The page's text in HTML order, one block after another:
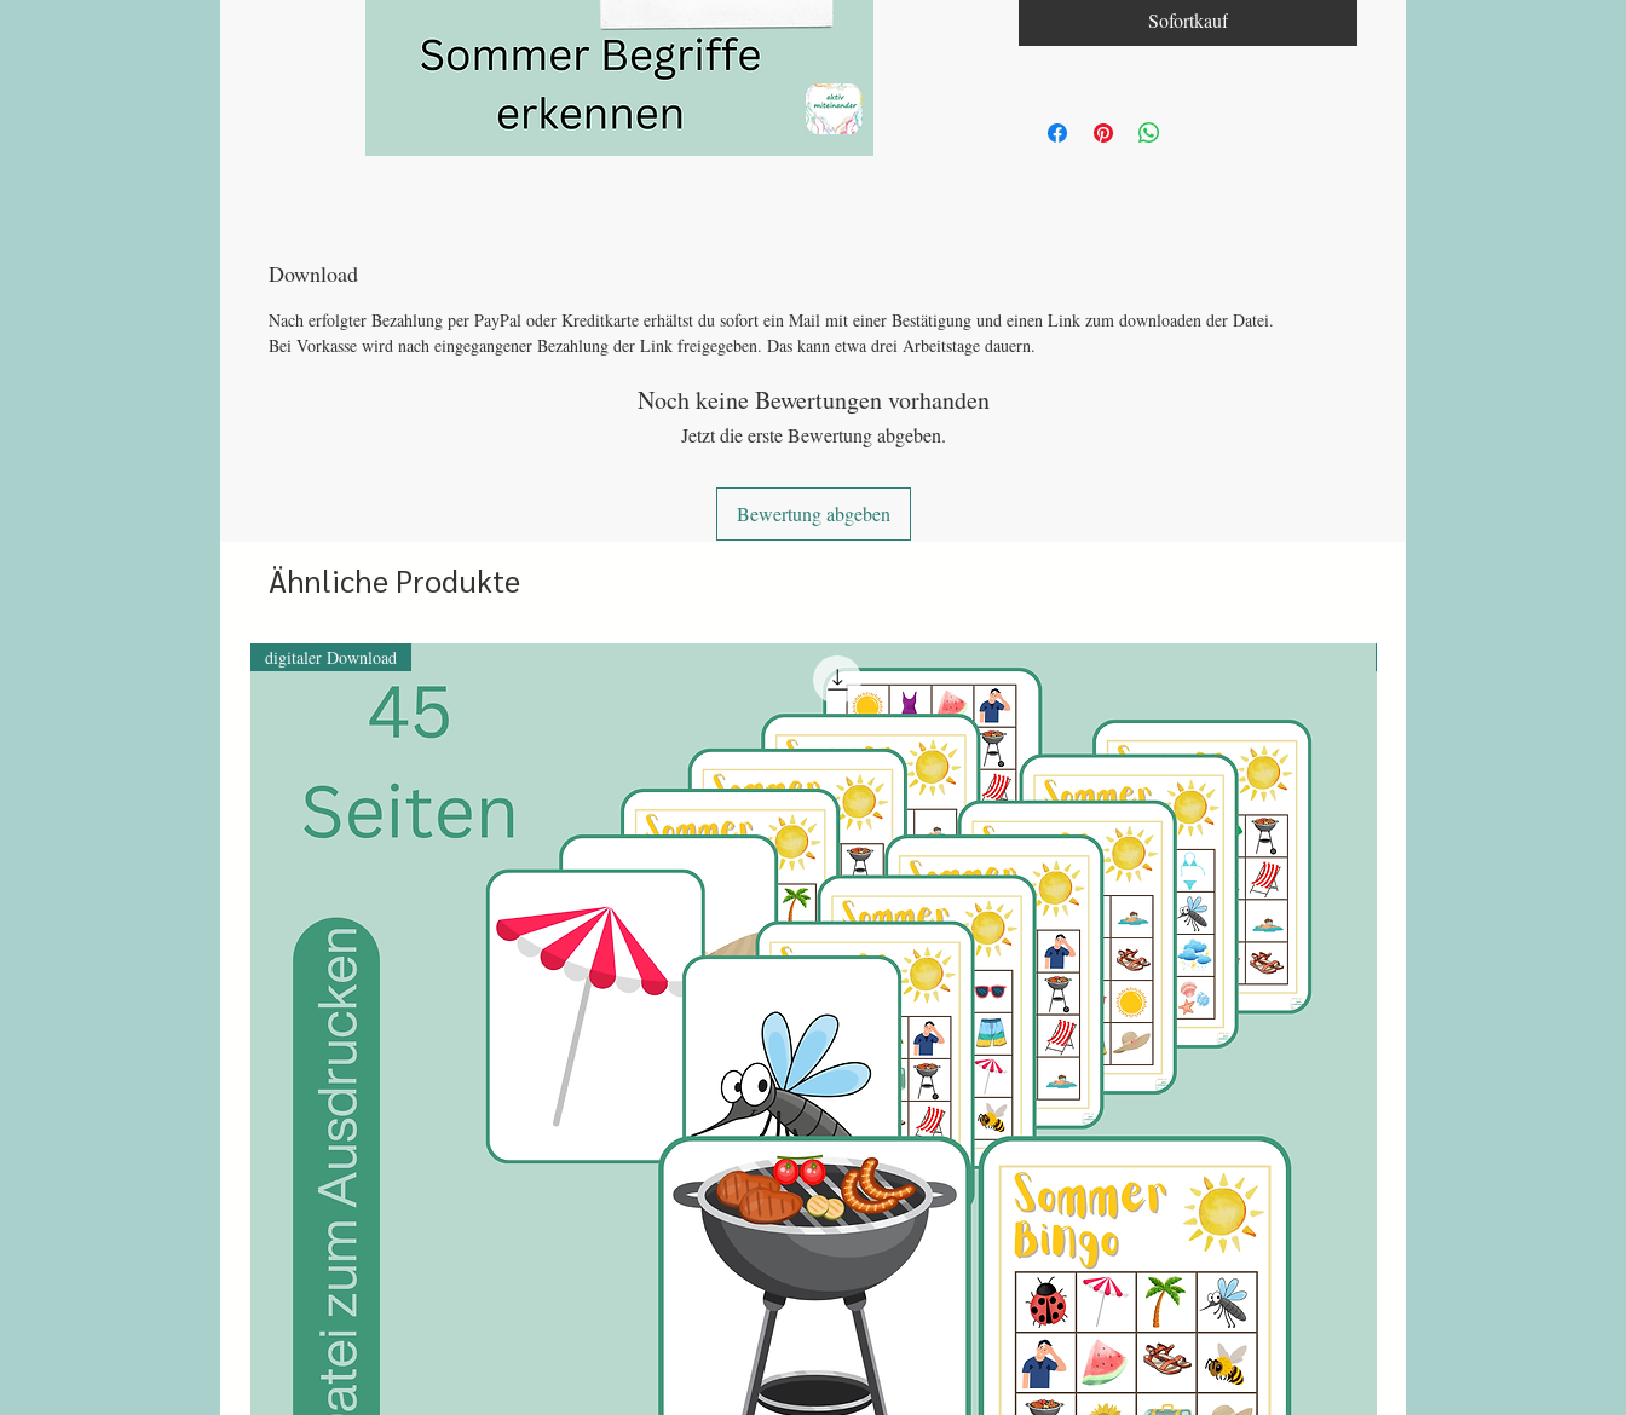
Sofortkauf
Download
Nach erfolgter Bezahlung per PayPal oder Kreditkarte erhältst du sofort ein Mail mit einer Bestätigung und einen Link zum downloaden der Datei.
Bei Vorkasse wird nach eingegangener Bezahlung der Link freigegeben. Das kann etwa drei Arbeitstage dauern.
Noch keine Bewertungen vorhanden
Jetzt die erste Bewertung abgeben.
Bewertung abgeben
Ähnliche Produkte
digitaler Download